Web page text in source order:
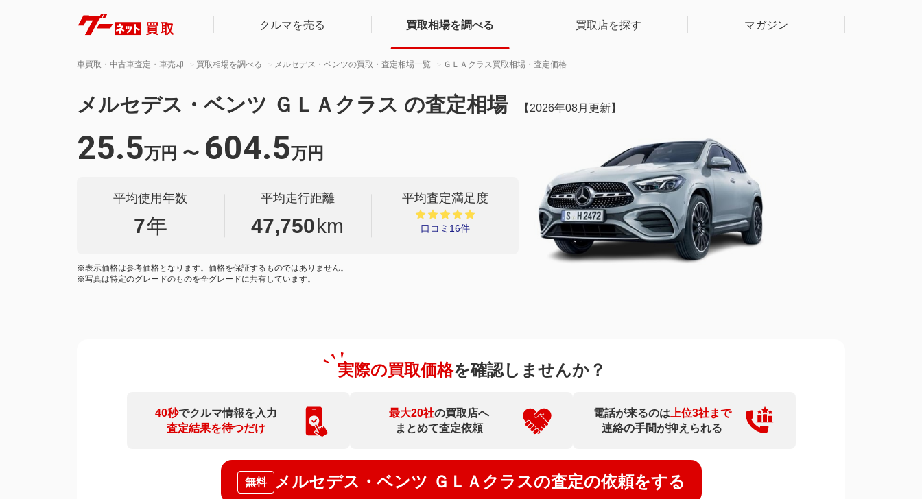
クルマを売る 買取相場を調べる 買取店を探す マガジン
車買取・中古車査定・車売却 買取相場を調べる メルセデス・ベンツの買取・査定相場一覧 ＧＬＡクラス買取相場・査定価格
メルセデス・ベンツ ＧＬＡクラス の査定相場 【2026年08月更新】
25.5万円 〜 604.5万円
平均使用年数
7年
平均走行距離
47,750km
平均査定満足度
口コミ16件
※表示価格は参考価格となります。価格を保証するものではありません。
※写真は特定のグレードのものを全グレードに共有しています。
実際の買取価格を確認しませんか？
40秒でクルマ情報を入力
査定結果を待つだけ
最大20社の買取店へ
まとめて査定依頼
電話が来るのは 上位3社まで
連絡の手間が抑えられる
無料 メルセデス・ベンツ ＧＬＡクラス⁠の査定の依頼をする